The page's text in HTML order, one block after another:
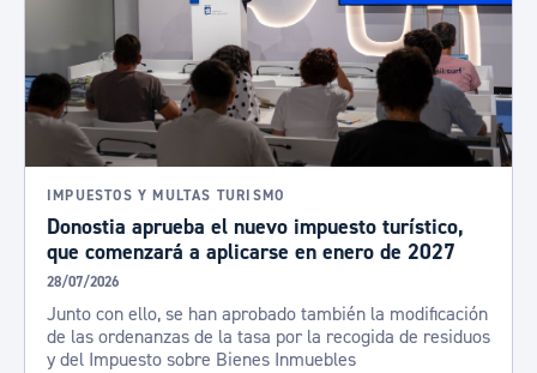
IMPUESTOS Y MULTAS TURISMO
Donostia aprueba el nuevo impuesto turístico,
que comenzará a aplicarse en enero de 2027
28/07/2026
Junto con ello, se han aprobado también la modificación
de las ordenanzas de la tasa por la recogida de residuos
y del Impuesto sobre Bienes Inmuebles